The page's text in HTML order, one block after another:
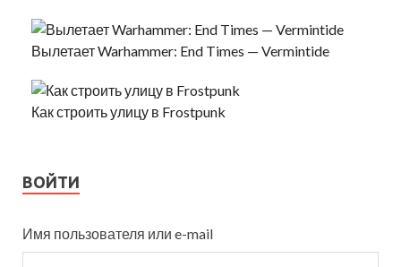
Вылетает Warhammer: End Times — Vermintide
Как строить улицу в Frostpunk
ВОЙТИ
Имя пользователя или e-mail